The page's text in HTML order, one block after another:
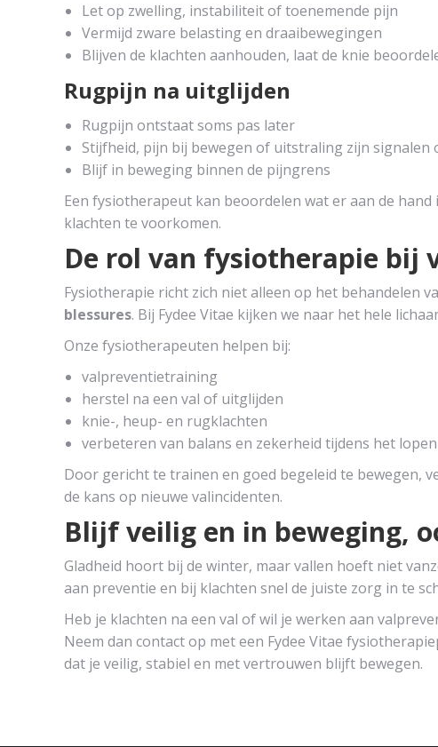
Let op zwelling, instabiliteit of toenemende pijn
Vermijd zware belasting en draaibewegingen
Blijven de klachten aanhouden, laat de knie
Rugpijn na uitglijden
Rugpijn ontstaat soms pas later
Stijfheid, pijn bij bewegen of uitstraling zijn signalen
Blijf in beweging binnen de pijngrens
Een fysiotherapeut kan beoordelen wat er aan de
klachten te voorkomen.
De rol van fysiotherapie bij
Fysiotherapie richt zich niet alleen op het behandelen
blessures. Bij Fydee Vitae kijken we naar het hele
Onze fysiotherapeuten helpen bij:
valpreventietraining
herstel na een val of uitglijden
knie-, heup- en rugklachten
verbeteren van balans en zekerheid tijdens het lopen
Door gericht te trainen en goed begeleid te bewegen,
de kans op nieuwe valincidenten.
Blijf veilig en in beweging,
Gladheid hoort bij de winter, maar vallen hoeft niet
aan preventie en bij klachten snel de juiste zorg in te
Heb je klachten na een val of wil je werken aan
Neem dan contact op met een Fydee Vitae
dat je veilig, stabiel en met vertrouwen blijft bewegen.